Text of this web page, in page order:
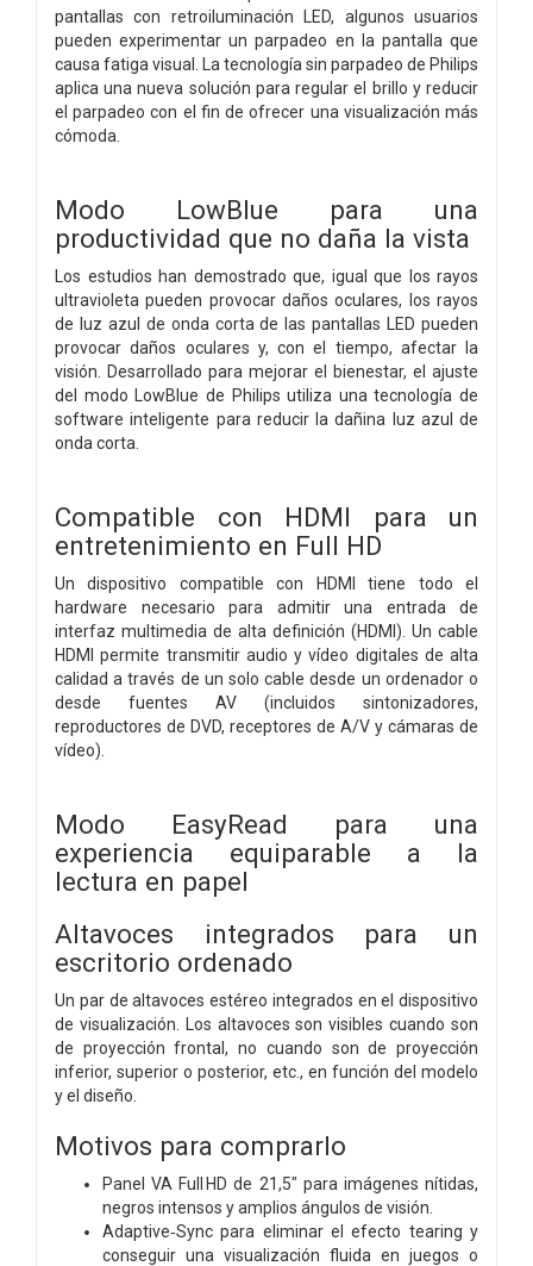
pantallas con retroiluminación LED, algunos usuarios
pueden experimentar un parpadeo en la pantalla que
causa fatiga visual. La tecnología sin parpadeo de Philips
aplica una nueva solución para regular el brillo y reducir
el parpadeo con el fin de ofrecer una visualización más
cómoda.
Modo LowBlue para una
productividad que no daña la vista
Los estudios han demostrado que, igual que los rayos
ultravioleta pueden provocar daños oculares, los rayos
de luz azul de onda corta de las pantallas LED pueden
provocar daños oculares y, con el tiempo, afectar la
visión. Desarrollado para mejorar el bienestar, el ajuste
del modo LowBlue de Philips utiliza una tecnología de
software inteligente para reducir la dañina luz azul de
onda corta.
Compatible con HDMI para un
entretenimiento en Full HD
Un dispositivo compatible con HDMI tiene todo el
hardware necesario para admitir una entrada de
interfaz multimedia de alta definición (HDMI). Un cable
HDMI permite transmitir audio y vídeo digitales de alta
calidad a través de un solo cable desde un ordenador o
desde fuentes AV (incluidos sintonizadores,
reproductores de DVD, receptores de A/V y cámaras de
vídeo).
Modo EasyRead para una
experiencia equiparable a la
lectura en papel
Altavoces integrados para un
escritorio ordenado
Un par de altavoces estéreo integrados en el dispositivo
de visualización. Los altavoces son visibles cuando son
de proyección frontal, no cuando son de proyección
inferior, superior o posterior, etc., en función del modelo
y el diseño.
Motivos para comprarlo
Panel VA Full HD de 21,5″ para imágenes nítidas,
negros intensos y amplios ángulos de visión.
Adaptive‑Sync para eliminar el efecto tearing y
conseguir una visualización fluida en juegos o